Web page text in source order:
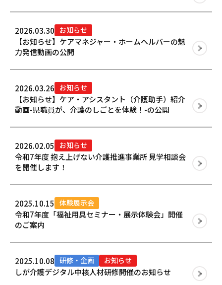
2026.03.30 お知らせ
【お知らせ】ケアマネジャー・ホームヘルパーの魅
力発信動画の公開
2026.03.26 お知らせ
【お知らせ】ケア・アシスタント（介護助手）紹介
動画-県職員が、介護のしごとを体験！-の公開
2026.02.05 お知らせ
令和7年度 抱え上げない介護推進事業所 見学相談会
を開催します！
2025.10.15 体験展示会
令和7年度「福祉用具セミナー・展示体験会」開催
のご案内
2025.10.08 研修・企画 お知らせ
しが介護デジタル中核人材研修開催のお知らせ